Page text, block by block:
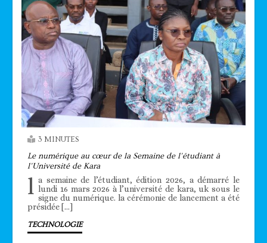
3 MINUTES
Le numérique au cœur de la Semaine de l’étudiant à
l’Université de Kara
l a semaine de l’étudiant, édition 2026, a démarré le
lundi 16 mars 2026 à l’université de kara, uk sous le
signe du numérique. la cérémonie de lancement a été
présidée […]
TECHNOLOGIE